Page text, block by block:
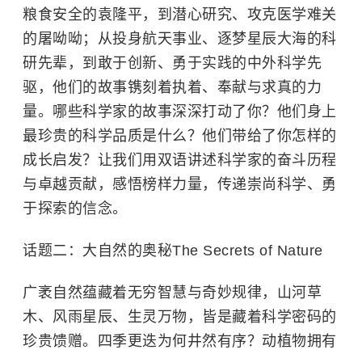
粮食安全的袁隆平 ，到潜心研究、攻克医学难关
的屠呦呦 ；从投身航天事业、逐梦星辰大海的科
研先辈，到敢于创新、勇于实践的中外科学先
驱，他们的故事镌刻着执着、奉献与求真的力
量。哪些科学家的故事深深打动了你？他们身上
最珍贵的科学品质是什么？他们带给了你怎样的
成长启发？让我们用双语讲述科学家的奋斗历程
与卓越贡献，感悟榜样力量，传递崇尚科学、勇
于探索的信念。
话题二：大自然的奥秘The Secrets of Nature
广袤自然蕴藏着无穷智慧与奇妙规律，山河草
木、风雨星辰、生灵万物，皆是藏着科学密码的
珍贵馈赠。四季更迭为何井然有序？动植物拥有